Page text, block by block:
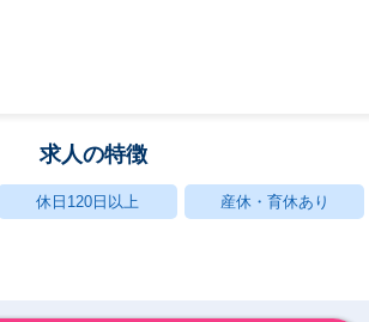
求人の特徴
休日120日以上 産休・育休あり